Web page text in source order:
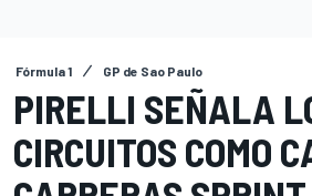
Fórmula 1 GP de Sao Paulo
PIRELLI SEÑALA
CIRCUITOS COMO